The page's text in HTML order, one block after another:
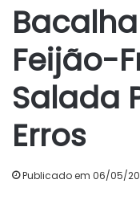
Feijão-
Salada
Erros
Publicado em 06/05/